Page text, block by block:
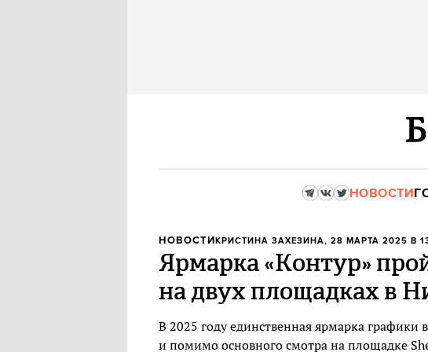
НОВОСТИ
НОВОСТИКРИСТИНА ЗАХЕЗИНА, 28 МАРТА 2025 В
Ярмарка «Контур»
на двух площадках в
В 2025 году единственная ярмарка графики
и помимо основного смотра на площадке